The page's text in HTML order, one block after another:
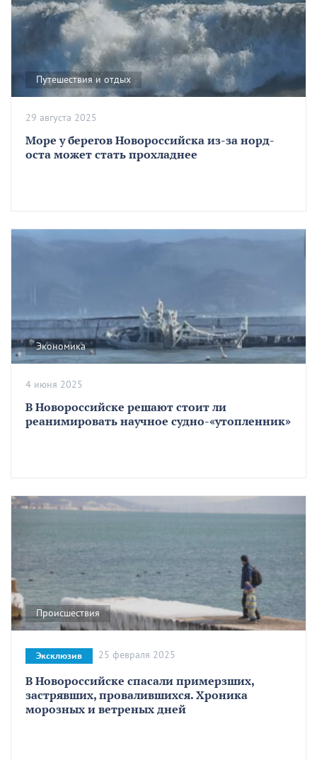
Путешествия и отдых
Море у берегов Новороссийска из-за норд-
оста может стать прохладнее
29 августа 2025
Экономика
В Новороссийске решают стоит ли
реанимировать научное судно-«утопленник»
4 июня 2025
Происшествия
В Новороссийске спасали примерзших,
застрявших, провалившихся. Хроника
морозных и ветреных дней
Эксклюзив 25 февраля 2025